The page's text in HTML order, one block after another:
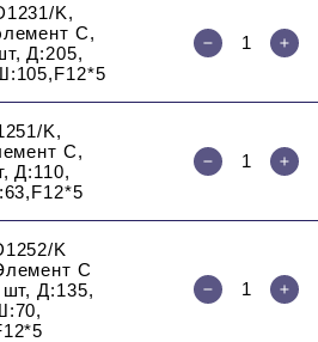
K,
C,
Д:205,
K,
C,
Д:110,
K
C
шт, Д:135,